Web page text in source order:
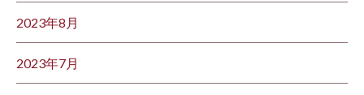
2023年8月
2023年7月